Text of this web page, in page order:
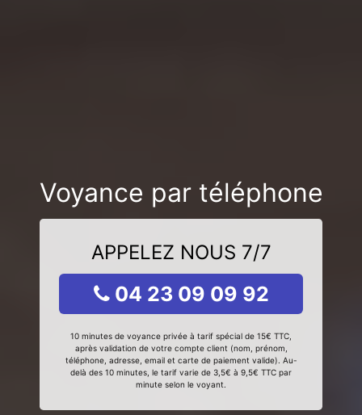
Voyance par téléphone
APPELEZ NOUS 7/7
04 23 09 09 92
10 minutes de voyance privée à tarif spécial de 15€ TTC,
après validation de votre compte client (nom, prénom,
téléphone, adresse, email et carte de paiement valide). Au-
delà des 10 minutes, le tarif varie de 3,5€ à 9,5€ TTC par
minute selon le voyant.